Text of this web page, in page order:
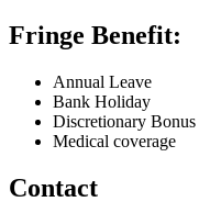
Fringe Benefit:
Annual Leave
Bank Holiday
Discretionary Bonus
Medical coverage
Contact